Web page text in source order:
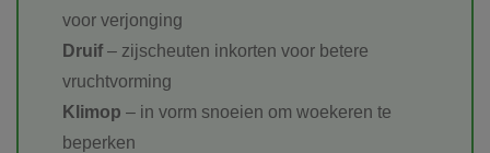
voor verjonging
Druif– zijscheuten inkorten voor betere
vruchtvorming
Klimop – in vorm snoeien om woekeren te
beperken